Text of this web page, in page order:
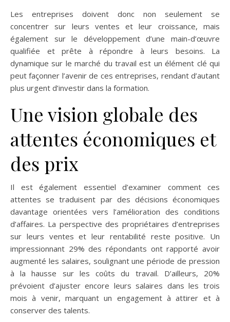
Les entreprises doivent donc non seulement se
concentrer sur leurs ventes et leur croissance, mais
également sur le développement d’une main-d’œuvre
qualifiée et prête à répondre à leurs besoins. La
dynamique sur le marché du travail est un élément clé qui
peut façonner l’avenir de ces entreprises, rendant d’autant
plus urgent d’investir dans la formation.
Une vision globale des
attentes économiques et
des prix
Il est également essentiel d’examiner comment ces
attentes se traduisent par des décisions économiques
davantage orientées vers l’amélioration des conditions
d’affaires. La perspective des propriétaires d’entreprises
sur leurs ventes et leur rentabilité reste positive. Un
impressionnant 29% des répondants ont rapporté avoir
augmenté les salaires, soulignant une période de pression
à la hausse sur les coûts du travail. D’ailleurs, 20%
prévoient d’ajuster encore leurs salaires dans les trois
mois à venir, marquant un engagement à attirer et à
conserver des talents.